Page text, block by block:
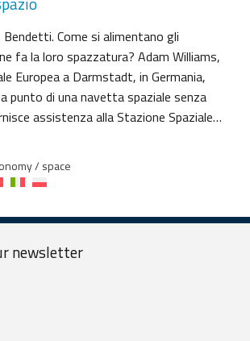
Come si alimentano gli
fa la loro spazzatura? Adam Williams,
Europea a Darmstadt, in Germania,
punto di una navetta spaziale senza
assistenza alla Stazione Spaziale…
/ space
newsletter